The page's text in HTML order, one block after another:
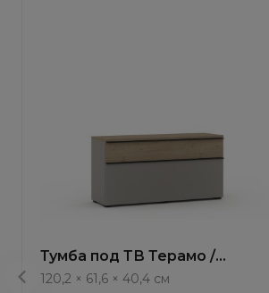
Тумба под ТВ Терамо /
Teramo TA401.2
120,2 × 61,6 × 40,4 см